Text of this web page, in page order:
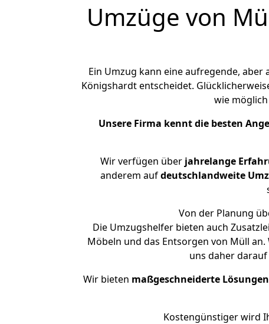
Umzüge von
Ein Umzug kann eine aufregende, aber
Königshardt entscheidet.
wie
Unsere Firma kennt die besten
Wir verfügen überjahrelange
anderem aufdeutschlandweite
Von der Planung
Die Umzugshelfer bieten auch
Möbeln und das Entsorgen von Müll
uns daher
Wir bieten maßgeschneiderte Lösungen
Kostengünstiger wird